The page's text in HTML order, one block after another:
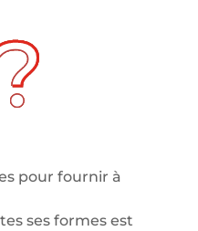
pour fournir à
ses formes est